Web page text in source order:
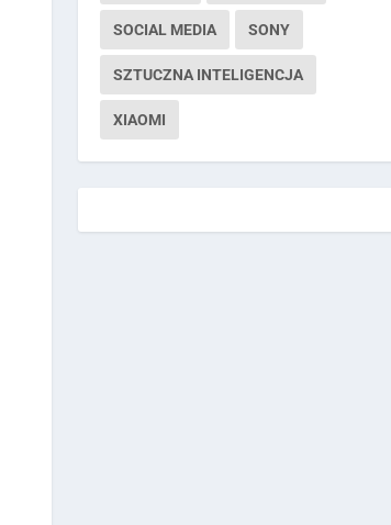
SOCIAL MEDIA SONY
SZTUCZNA INTELIGENCJA
XIAOMI